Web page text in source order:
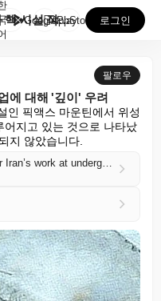
전문가들, 이란의 지하 핵 시설 작업에 대해 '깊이' ...
GooglePlay
AppStore 로그인
팔로우
에 대해 '깊이' 우려
인 픽액스 마운틴에서 위성
어지고 있는 것으로 나타났
지 않았습니다.
Experts ‘deeply’ concerned over Iran’s work at underground nuclear site